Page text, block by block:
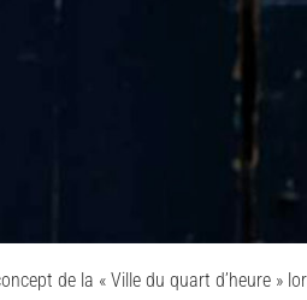
de la « Ville du quart d’heure »